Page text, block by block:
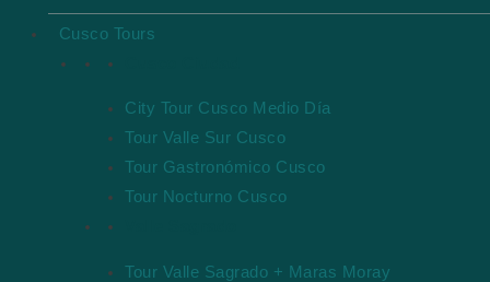
Cusco Tours
City Tour Cusco Medio Día
Tour Valle Sur Cusco
Tour Gastronómico Cusco
Tour Nocturno Cusco
Tour Valle Sagrado + Maras Moray